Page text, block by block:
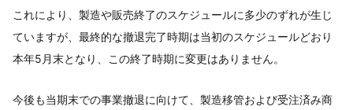
これにより、製造や販売終了のスケジュールに多少のずれが生じ
ていますが、最終的な撤退完了時期は当初のスケジュールどおり
本年5月末となり、この終了時期に変更はありません。
今後も当期末での事業撤退に向けて、製造移管および受注済み商